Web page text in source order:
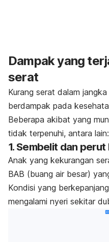
Dampak yang
serat
Kurang serat dalam
berdampak pada
Beberapa akibat yang
tidak terpenuhi, antara lain:
1. Sembelit dan
Anak yang kekurangan
BAB (buang air besar)
Kondisi yang
mengalami nyeri sekitar